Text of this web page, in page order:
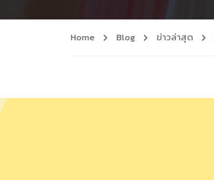
Home Blog ข่าวล่าสุด